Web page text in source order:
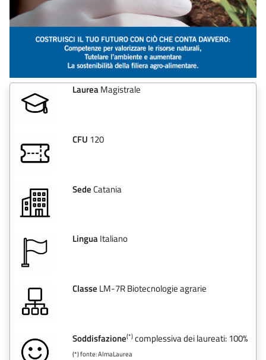
LaureaMagistrale
CFU 120
Sede Catania
LinguaItaliano
Classe LM-7R Biotecnologie agrarie
Soddisfazione(*)complessiva dei laureati: 100%
(*) fonte: AlmaLaurea